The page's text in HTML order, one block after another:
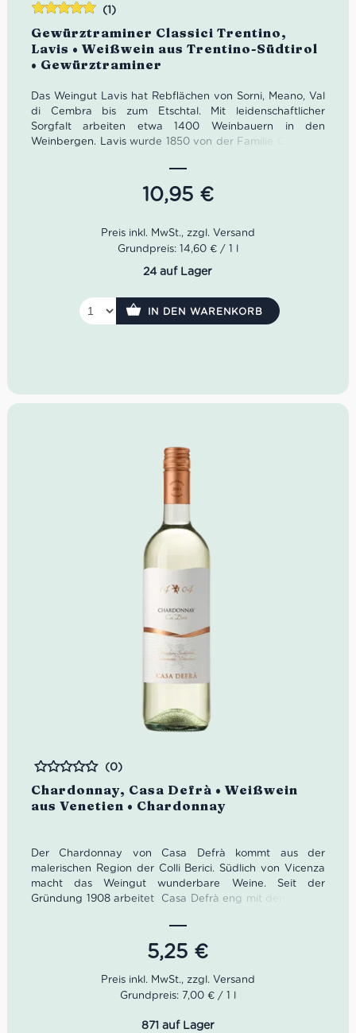
Gewürztraminer Classici Trentino,
Lavis • Weißwein aus Trentino-Südtirol
• Gewürztraminer
(1)
Das Weingut Lavis hat Rebflächen von Sorni, Meano, Val
di Cembra bis zum Etschtal. Mit leidenschaftlicher
Sorgfalt arbeiten etwa 1400 Weinbauern in den
Weinbergen. Lavis wurde 1850 von der Familie Cembran
Leitung von Francesco Polastri.
Der Gewürztraminer Classici Trentino von Lavis zeigt sich
gut strukturiert und lässt Aromen wie Muskatnuss sowie
Nelken anklingen. Der Geschmack ist umhüllend,
Geruch: füllig, Muskatnuss, Nelke
Geschmack: umhüllend, vollmundig, frisch
10,95 €
Bewertet
mit5.00von
5
Grundpreis: 14,60 € / 1 l
24 auf Lager
IN DEN WARENKORB
Chardonnay, Casa Defrà • Weißwein
aus Venetien • Chardonnay
Bewertet
(0)
Der Chardonnay von Casa Defrà kommt aus der
malerischen Region der Colli Berici. Südlich von Vicenza
macht das Weingut wunderbare Weine. Seit der
Gründung 1908 arbeitet Casa Defrà eng mit den lokalen
viele Rebsorten wie Chardonnay, Pinot Grigio als auch
Merlot sowie Cabernet Sauvignon.
Der Chardonnay aus dem Hause Casa Defrà ist ein
trockener Weißwein aus der traumhaften Region Colli
Berici. Im Glas zeigt sich der Chardonnay mit
blassgrünem Farbton.
5,25 €
Grundpreis: 7,00 € / 1 l
871 auf Lager